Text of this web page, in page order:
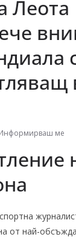
Леота
ме
от най-